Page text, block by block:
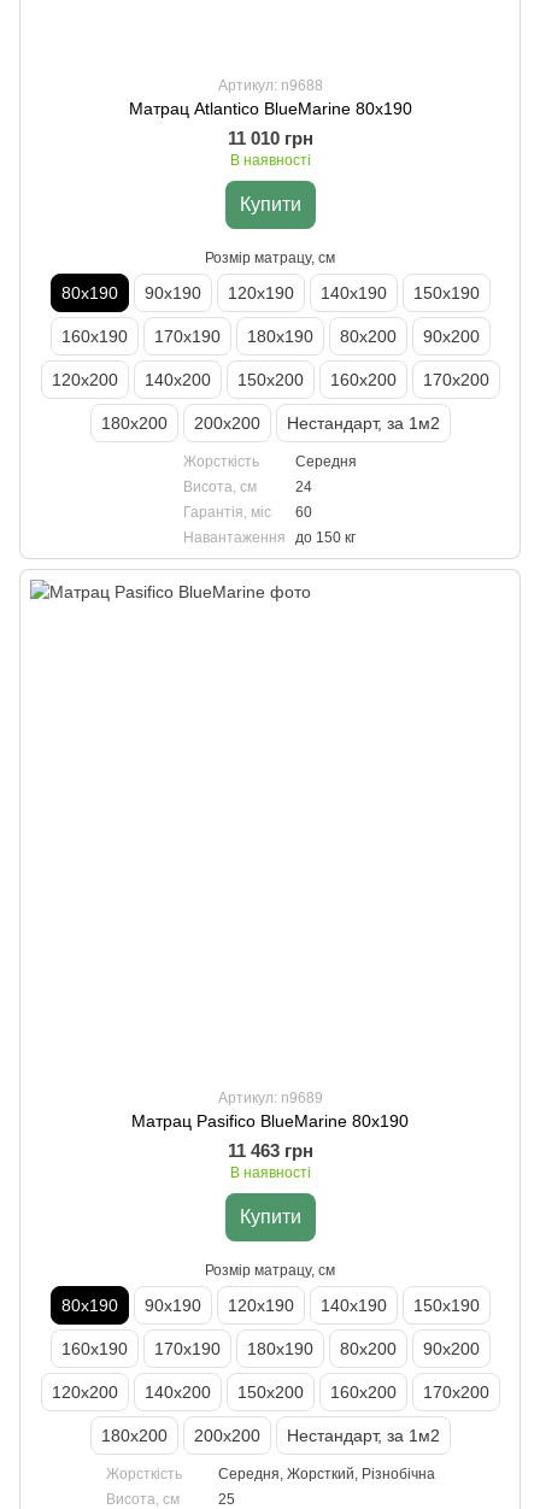
Артикул: n9688
Матрац Atlantico BlueMarine 80х190
11 010 грн
В наявності
Купити
Розмір матрацу, см
80х190 90х190 120х190 140х190 150х190
160х190 170х190 180х190 80х200 90х200
120х200 140х200 150х200 160х200 170х200
180х200 200х200 Нестандарт, за 1м2
Жорсткість
Середня
Висота, см
24
Гарантія, міс
60
Навантаження
до 150 кг
Артикул: n9689
Матрац Pasifico BlueMarine 80х190
11 463 грн
В наявності
Купити
Розмір матрацу, см
80х190 90х190 120х190 140х190 150х190
160х190 170х190 180х190 80х200 90х200
120х200 140х200 150х200 160х200 170х200
180х200 200х200 Нестандарт, за 1м2
Жорсткість
Середня, Жорсткий, Різнобічна
Висота, см
25